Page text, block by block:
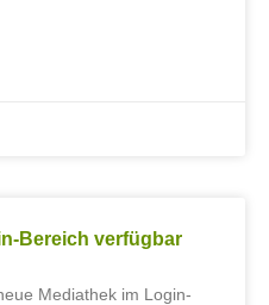
Bereich verfügbar
Mediathek im Login-